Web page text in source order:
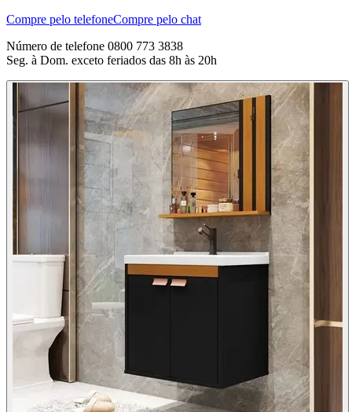
Compre pelo telefoneCompre pelo chat
Número de telefone 0800 773 3838
Seg. à Dom. exceto feriados das 8h às 20h